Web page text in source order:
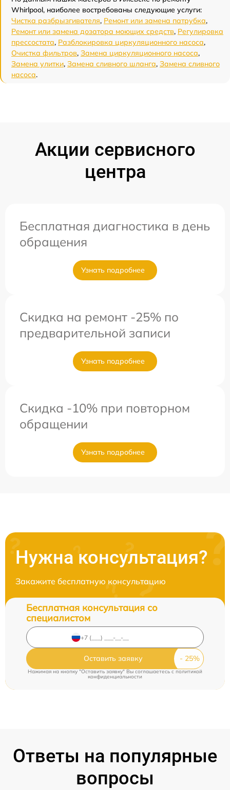
Whirlpool, наиболее востребованы следующие услуги:
Чистка разбрызгивателя, Ремонт или замена патрубка,
Ремонт или замена дозатора моющих средств, Регулировка
прессостата, Разблокировка циркуляционного насоса,
Очистка фильтров, Замена циркуляционного насоса,
Замена улитки, Замена сливного шланга, Замена сливного
насоса.
Акции сервисного
центра
Бесплатная диагностика в день
обращения
Узнать подробнее
Скидка на ремонт -25% по
предварительной записи
Узнать подробнее
Скидка -10% при повторном
обращении
Узнать подробнее
Нужна консультация?
Закажите бесплатную консультацию
Бесплатная консультация со
специалистом
Оставить заявку
Нажимая на кнопку "Оставить заявку" Вы соглашаетесь c политикой
конфиденциальности
Ответы на популярные
вопросы